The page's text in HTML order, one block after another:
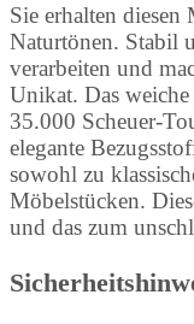
Sie erhalten
Naturtönen. Stabil
verarbeiten und
Unikat. Das
35.000 Scheuer-
elegante
sowohl zu
Möbelstücken.
und das zum